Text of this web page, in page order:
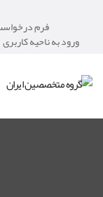
فرم
ورود به ناحیه کاربری